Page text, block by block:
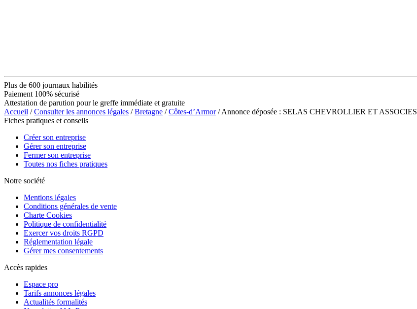
Plus de 600 journaux habilités
Paiement 100% sécurisé
Attestation de parution pour le greffe immédiate et gratuite
Accueil /Consulter les annonces légales /Bretagne /Côtes-d’Armor/ Annonce déposée : SELAS CHEVROLLIER ET ASSOCIES
Fiches pratiques et conseils
Créer son entreprise
Gérer son entreprise
Fermer son entreprise
Toutes nos fiches pratiques
Notre société
Mentions légales
Conditions générales de vente
Charte Cookies
Politique de confidentialité
Exercer vos droits RGPD
Réglementation légale
Gérer mes consentements
Accès rapides
Espace pro
Tarifs annonces légales
Actualités formalités